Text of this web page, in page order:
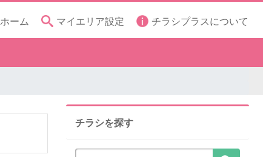
ホーム マイエリア設定 チラシプラスについて
チラシを探す